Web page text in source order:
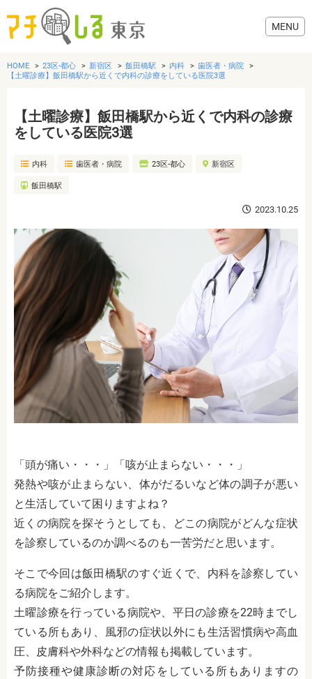
グルメ
美容・健康
おでかけ
生活
HOME 23区-都心 新宿区 飯田橋駅 内科
歯医者・病院
【土曜診療】飯田橋駅から近くで内科の診療をしている医院3選
【土曜診療】飯田橋駅から近くで内科の診療
をしている医院3選
内科 歯医者・病院 23区-都心 新宿区
飯田橋駅
2023.10.25
「頭が痛い・・・」「咳が止まらない・・・」
発熱や咳が止まらない、体がだるいなど体の調子が悪い
と生活していて困りますよね？
近くの病院を探そうとしても、どこの病院がどんな症状
を診察しているのか調べるのも一苦労だと思います。
そこで今回は飯田橋駅のすぐ近くで、内科を診察してい
る病院をご紹介します。
土曜診療を行っている病院や、平日の診療を22時までし
ている所もあり、風邪の症状以外にも生活習慣病や高血
圧、皮膚科や外科などの情報も掲載しています。
予防接種や健康診断の対応をしている所もありますの